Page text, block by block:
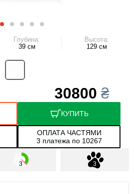
Глубина:
39 см
Высота:
129 см
30800 ₴
КУПИТЬ
ОПЛАТА ЧАСТЯМИ
3 платежа по 10267